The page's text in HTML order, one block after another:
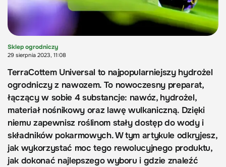
Sklep ogrodniczy
29 sierpnia 2023, 11:08
TerraCottem Universal to najpopularniejszy hydrożel
ogrodniczy z nawozem. To nowoczesny preparat,
łączący w sobie 4 substancje: nawóz, hydrożel,
materiał nośnikowy oraz lawę wulkaniczną. Dzięki
niemu zapewnisz roślinom stały dostęp do wody i
składników pokarmowych. W tym artykule odkryjesz,
jak wykorzystać moc tego rewolucyjnego produktu,
jak dokonać najlepszego wyboru i gdzie znaleźć